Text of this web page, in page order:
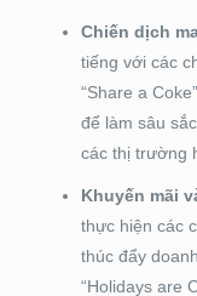
Chiến dịch
tiếng với các
“Share a
để làm sâu
các thị trường
Khuyến mãi
thực hiện các
thúc đẩy
“Holidays are